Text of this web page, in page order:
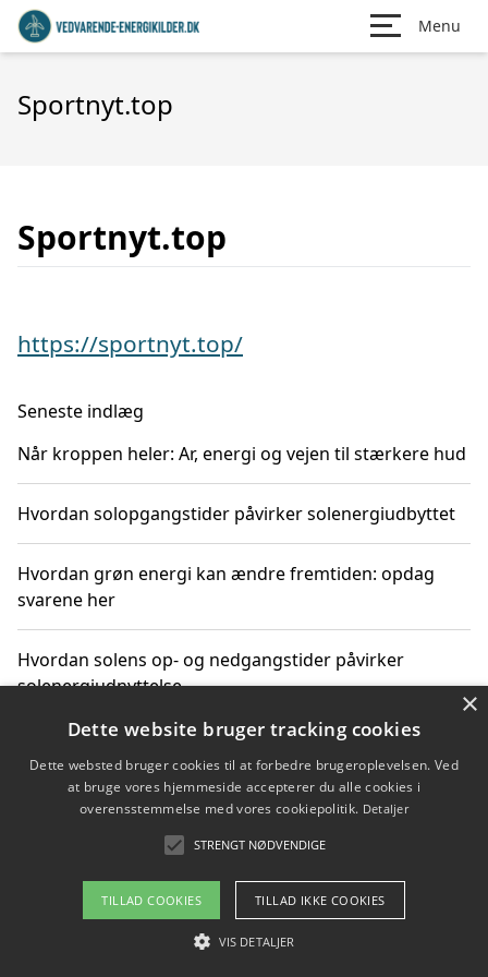
Menu
Sportnyt.top
Sportnyt.top
https://sportnyt.top/
Seneste indlæg
Når kroppen heler: Ar, energi og vejen til stærkere hud
Hvordan solopgangstider påvirker solenergiudbyttet
Hvordan grøn energi kan ændre fremtiden: opdag
svarene her
Hvordan solens op- og nedgangstider påvirker
solenergiudnyttelse
Hvordan du får svar på energispørgsmål om
vedvarende energikilder
Om / kontakt
Blog Betingelser
×
Dette website bruger tracking cookies
Dette websted bruger cookies til at forbedre brugeroplevelsen. Ved
at bruge vores hjemmeside accepterer du alle cookies i
overensstemmelse med vores cookiepolitik. Detaljer
STRENGT NØDVENDIGE
TILLAD COOKIES TILLAD IKKE COOKIES
VIS DETALJER